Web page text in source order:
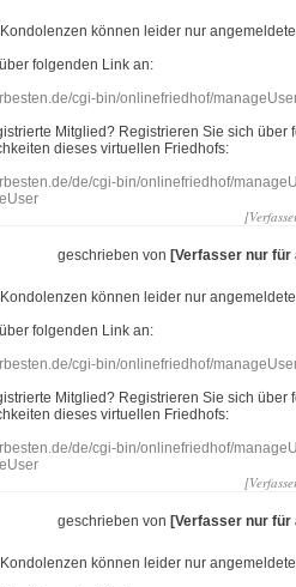
können leider nur
folgenden Link an:
cgi-bin/onlinefriedhof/
Mitglied? Registrieren Sie sich über
dieses virtuellen Friedhofs:
de/cgi-bin/onlinefriedhof/
geschrieben von [Verfasser nur
können leider nur
folgenden Link an:
cgi-bin/onlinefriedhof/
Mitglied? Registrieren Sie sich über
dieses virtuellen Friedhofs:
de/cgi-bin/onlinefriedhof/
geschrieben von [Verfasser nur
können leider nur